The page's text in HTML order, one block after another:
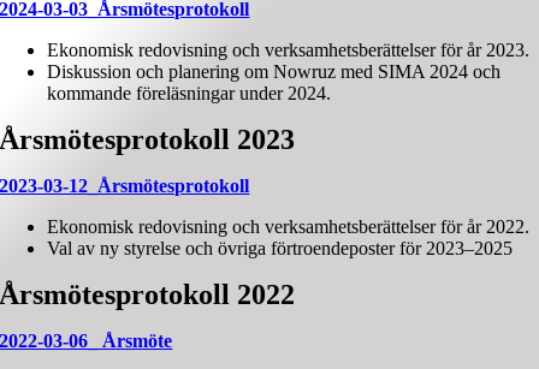
2024-03-03_Årsmötesprotokoll
Ekonomisk redovisning och verksamhetsberättelser för år 2023.
Diskussion och planering om Nowruz med SIMA 2024 och
kommande föreläsningar under 2024.
Årsmötesprotokoll 2023
2023-03-12_Årsmötesprotokoll
Ekonomisk redovisning och verksamhetsberättelser för år 2022.
Val av ny styrelse och övriga förtroendeposter för 2023–2025
Årsmötesprotokoll 2022
2022-03-06_ Årsmöte